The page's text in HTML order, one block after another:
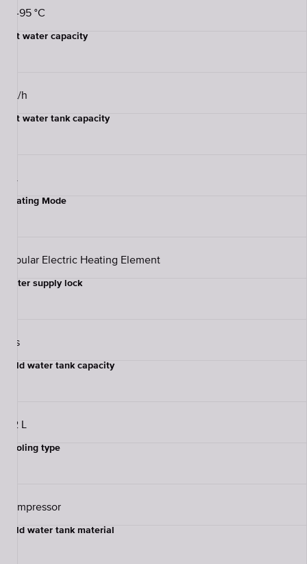
85-95 °C
Hot water capacity
5 L/h
Hot water tank capacity
2 L
Heating Mode
Tubular Electric Heating Element
Water supply lock
Yes
Cold water tank capacity
3.2 L
Cooling type
Compressor
Cold water tank material